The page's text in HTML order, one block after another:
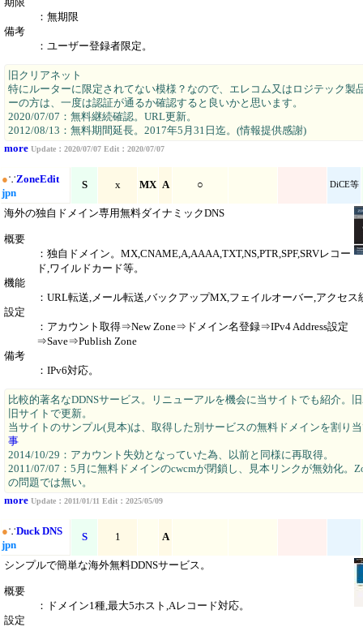
：無期限
備考
：ユーザー登録者限定。
旧クリアネット
特にルーターに限定されてない模様？なので、エレコム又はロジテック製
ーの方は、一度は認証が通るか確認すると良いかと思います。
2020/07/07：無料継続確認。URL更新。
2012/08/13：無料期間延長。2017年5月31日迄。(情報提供感謝)
more Update：2020/07/07 Edit：2020/07/07
●∵ZoneEdit
jpn
S x MX A ○ DiCE等
海外の独自ドメイン専用無料ダイナミックDNS
概要
：独自ドメイン。MX,CNAME,A,AAAA,TXT,NS,PTR,SPF,SRVレコー
ド,ワイルドカード等。
機能
：URL転送,メール転送,バックアップMX,フェイルオーバー,アクセス
設定
：アカウント取得⇒New Zone⇒ドメイン名登録⇒IPv4 Address設定
⇒Save⇒Publish Zone
備考
：IPv6対応。
比較的著名なDDNSサービス。リニューアルを機会に当サイトでも紹介。
旧サイトで更新。
当サイトのサンプル(見本)は、取得した別サービスの無料ドメインを割り
事
2014/10/29：アカウント失効となっていた為、以前と同様に再取得。
2011/07/07：5月に無料ドメインのcwcmが閉鎖し、見本リンクが無効化。
の問題では無い。
more Update：2011/01/11 Edit：2025/05/09
●∵Duck DNS
jpn
S 1 A
シンプルで簡単な海外無料DDNSサービス。
概要
：ドメイン1種,最大5ホスト,Aレコード対応。
設定